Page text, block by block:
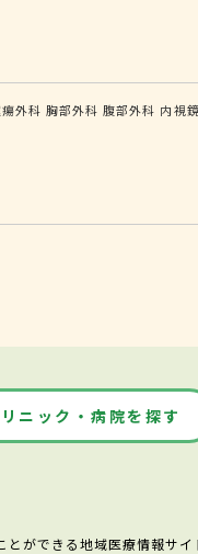
外科 胸部外科 腹部外科 内視
ニック・病院を探す
ができる地域医療情報サイ